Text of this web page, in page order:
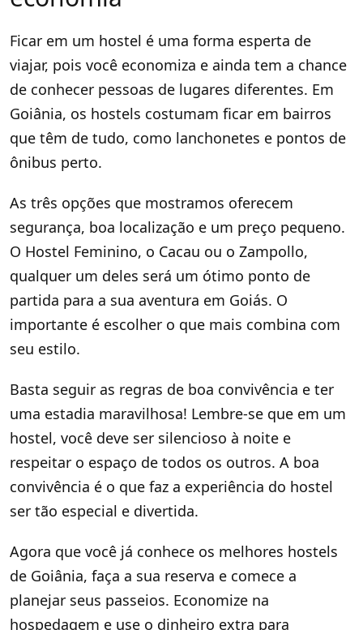
Ficar em um hostel é uma forma esperta de
viajar, pois você economiza e ainda tem a chance
de conhecer pessoas de lugares diferentes. Em
Goiânia, os hostels costumam ficar em bairros
que têm de tudo, como lanchonetes e pontos de
ônibus perto.
As três opções que mostramos oferecem
segurança, boa localização e um preço pequeno.
O Hostel Feminino, o Cacau ou o Zampollo,
qualquer um deles será um ótimo ponto de
partida para a sua aventura em Goiás. O
importante é escolher o que mais combina com
seu estilo.
Basta seguir as regras de boa convivência e ter
uma estadia maravilhosa! Lembre-se que em um
hostel, você deve ser silencioso à noite e
respeitar o espaço de todos os outros. A boa
convivência é o que faz a experiência do hostel
ser tão especial e divertida.
Agora que você já conhece os melhores hostels
de Goiânia, faça a sua reserva e comece a
planejar seus passeios. Economize na
hospedagem e use o dinheiro extra para